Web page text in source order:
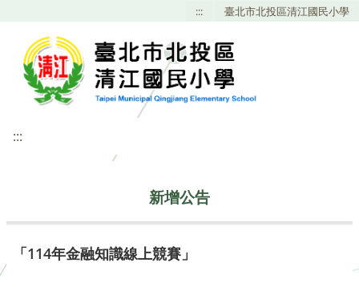
::: 臺北市北投區清江國民小學
:::
新增公告
「114年金融知識線上競賽」